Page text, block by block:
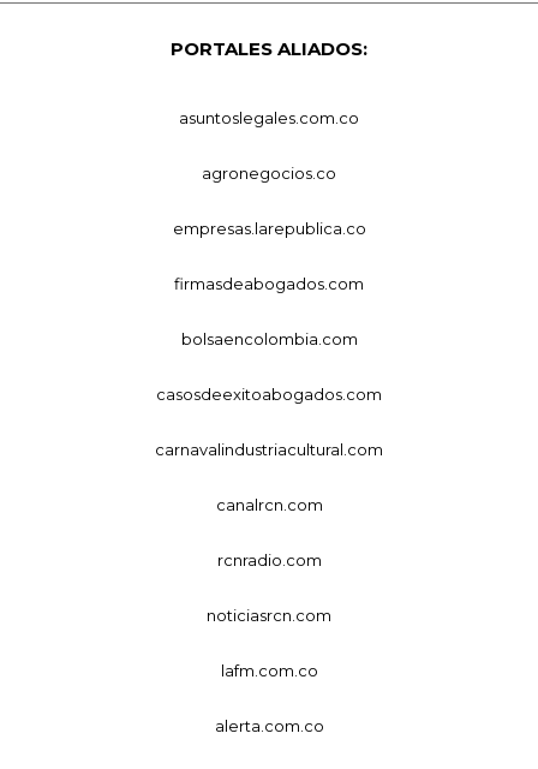
PORTALES ALIADOS:
asuntoslegales.com.co
agronegocios.co
empresas.larepublica.co
firmasdeabogados.com
bolsaencolombia.com
casosdeexitoabogados.com
carnavalindustriacultural.com
canalrcn.com
rcnradio.com
noticiasrcn.com
lafm.com.co
alerta.com.co